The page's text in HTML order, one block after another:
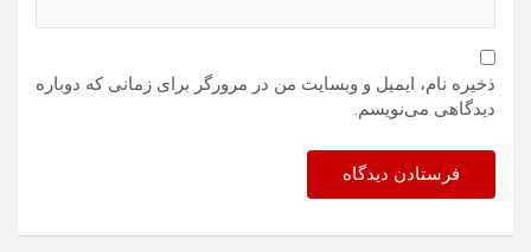
ذخیره نام، ایمیل و وبسایت من در مرورگر برای زمانی که دوباره
دیدگاهی می‌نویسم.